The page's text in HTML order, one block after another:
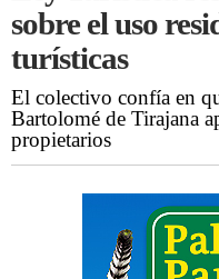
sobre el uso
turísticas
El colectivo confía en
Bartolomé de Tirajana
propietarios